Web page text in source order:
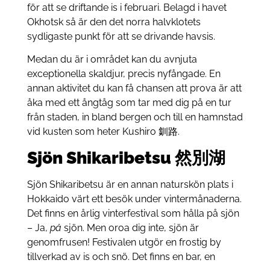
för att se driftande is i februari. Belagd i havet
Okhotsk så är den det norra halvklotets
sydligaste punkt för att se drivande havsis.
Medan du är i området kan du avnjuta
exceptionella skaldjur, precis nyfångade. En
annan aktivitet du kan få chansen att prova är att
åka med ett ångtåg som tar med dig på en tur
från staden, in bland bergen och till en hamnstad
vid kusten som heter Kushiro 釧路.
Sjön Shikaribetsu 然別湖
Sjön Shikaribetsu är en annan naturskön plats i
Hokkaido värt ett besök under vintermånaderna.
Det finns en årlig vinterfestival som hålla på sjön
– Ja, på sjön. Men oroa dig inte, sjön är
genomfrusen! Festivalen utgör en frostig by
tillverkad av is och snö. Det finns en bar, en